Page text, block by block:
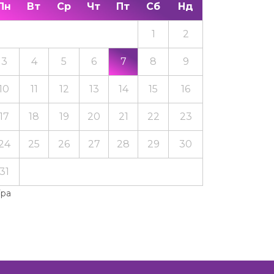
Вт Ср Чт Пт Сб Нд
1 2
3 4 5 6 7 8 9
11 12 13 14 15 16
18 19 20 21 22 23
25 26 27 28 29 30